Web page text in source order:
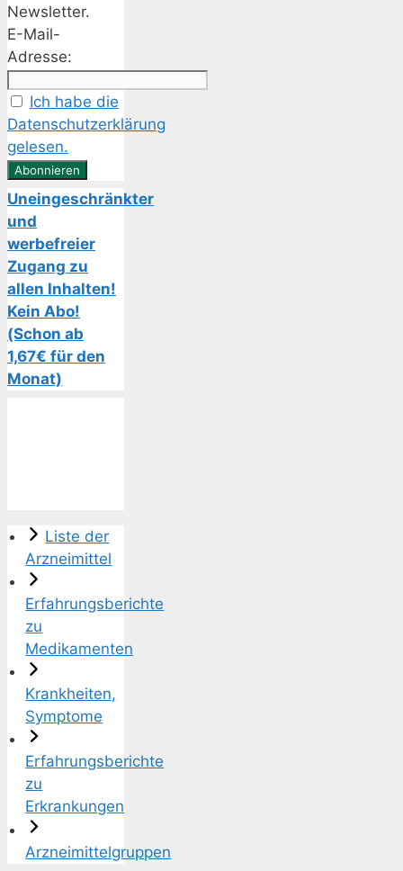
Newsletter.
E-Mail-
Adresse:
Ich habe die
Datenschutzerklärung
gelesen.
Uneingeschränkter
und
werbefreier
Zugang zu
allen Inhalten!
Kein Abo!
(Schon ab
1,67€ für den
Monat)
Liste der
Arzneimittel
Erfahrungsberichte
zu
Medikamenten
Krankheiten,
Symptome
Erfahrungsberichte
zu
Erkrankungen
Arzneimittelgruppen